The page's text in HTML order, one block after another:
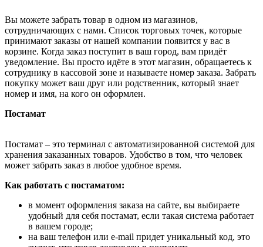
Вы можете забрать товар в одном из магазинов,
сотрудничающих с нами. Список торговых точек, которые
принимают заказы от нашей компании появится у вас в
корзине. Когда заказ поступит в ваш город, вам придёт
уведомление. Вы просто идёте в этот магазин, обращаетесь к
сотруднику в кассовой зоне и называете номер заказа. Забрать
покупку может ваш друг или родственник, который знает
номер и имя, на кого он оформлен.
Постамат
Постамат – это терминал с автоматизированной системой для
хранения заказанных товаров. Удобство в том, что человек
может забрать заказ в любое удобное время.
Как работать с постаматом:
в момент оформления заказа на сайте, вы выбираете
удобный для себя постамат, если такая система работает
в вашем городе;
на ваш телефон или e-mail придет уникальный код, это